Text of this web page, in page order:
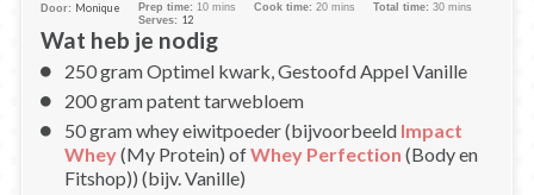
Door: Monique Prep time: 10 mins Cook time: 20 mins Total time: 30 mins
Serves: 12
Wat heb je nodig
250 gram Optimel kwark, Gestoofd Appel Vanille
200 gram patent tarwebloem
50 gram whey eiwitpoeder (bijvoorbeeld Impact
Whey(My Protein) ofWhey Perfection (Body en
Fitshop)) (bijv. Vanille)